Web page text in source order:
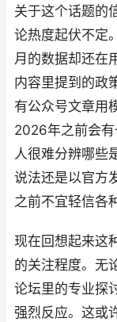
关于这个话题的
论热度起伏不定
月的数据却还在
内容里提到的政
有公众号文章用
2026年之前会
人很难分辨哪些
说法还是以官方
之前不宜轻信各
现在回想起来这
的关注程度。无
论坛里的专业探
强烈反应。这或